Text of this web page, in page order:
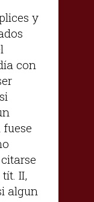
y
con
II,
algun